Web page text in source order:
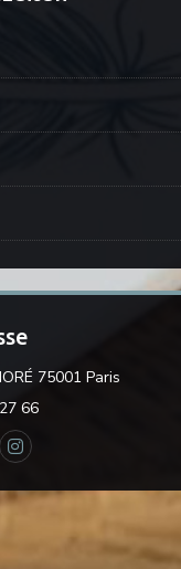
75001 Paris
66
((öffnet ein neues
Instagram ((öffnet ein